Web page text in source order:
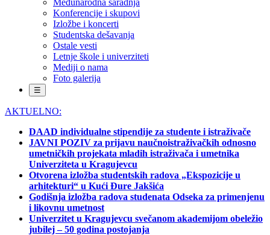
Konferencije i skupovi
Izložbe i koncerti
Studentska dešavanja
Ostale vesti
Letnje škole i univerziteti
Mediji o nama
Foto galerija
☰
AKTUELNO:
DAAD individualne stipendije za studente i istraživače
JAVNI POZIV za prijavu naučnoistraživačkih odnosno
umetničkih projekata mladih istraživača i umetnika
Univerziteta u Kragujevcu
Otvorena izložba studentskih radova „Ekspozicije u
arhitekturi“ u Kući Đure Jakšića
Godišnja izložba radova studenata Odseka za primenjenu
i likovnu umetnost
Univerzitet u Kragujevcu svečanom akademijom obeležio
jubilej – 50 godina postojanja